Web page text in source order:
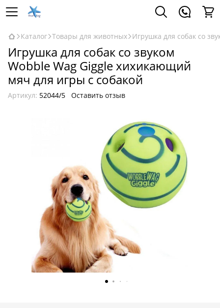
Каталог Товары для животных Игрушка для собак со
Игрушка для собак со звуком
Wobble Wag Giggle хихикающий
мяч для игры с собакой
Артикул: 52044/5 Оставить отзыв